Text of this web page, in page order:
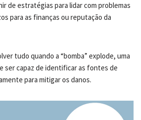
de estratégias para lidar com problemas
para as finanças ou reputação da
tudo quando a “bomba” explode, uma
ser capaz de identificar as fontes de
para mitigar os danos.